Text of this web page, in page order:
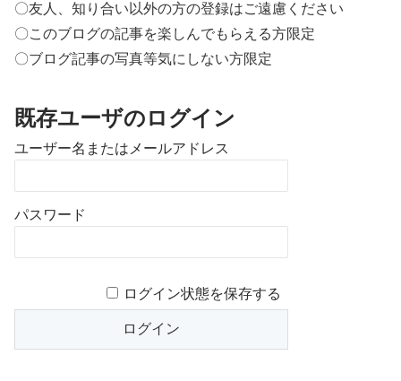
〇友人、知り合い以外の方の登録はご遠慮ください
〇このブログの記事を楽しんでもらえる方限定
〇ブログ記事の写真等気にしない方限定
既存ユーザのログイン
ユーザー名またはメールアドレス
パスワード
ログイン状態を保存する